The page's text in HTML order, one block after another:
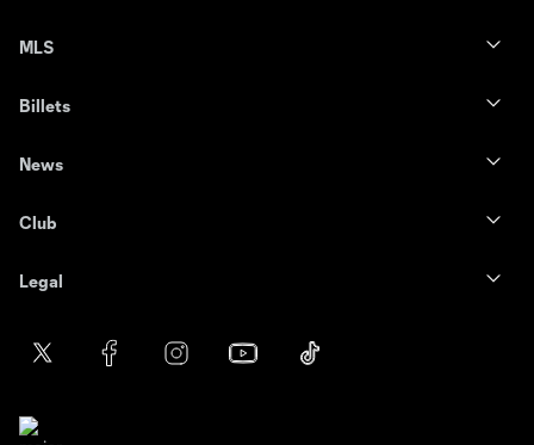
MLS
Billets
News
Club
Legal